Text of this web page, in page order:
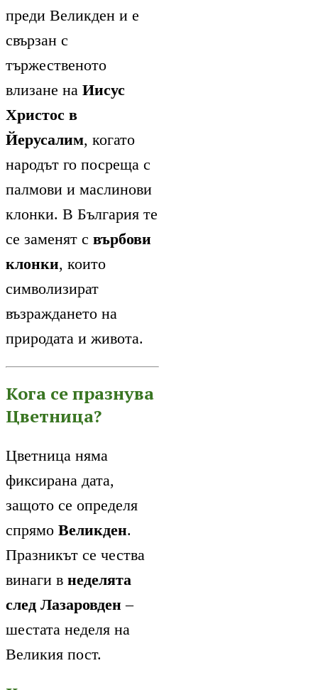
преди Великден и е
свързан с
тържественото
влизане на Иисус
Христос в
Йерусалим, когато
народът го посреща с
палмови и маслинови
клонки. В България те
се заменят с върбови
клонки, които
символизират
възраждането на
природата и живота.
Кога се празнува
Цветница?
Цветница няма
фиксирана дата,
защото се определя
спрямо Великден.
Празникът се чества
винаги в неделята
след Лазаровден –
шестата неделя на
Великия пост.